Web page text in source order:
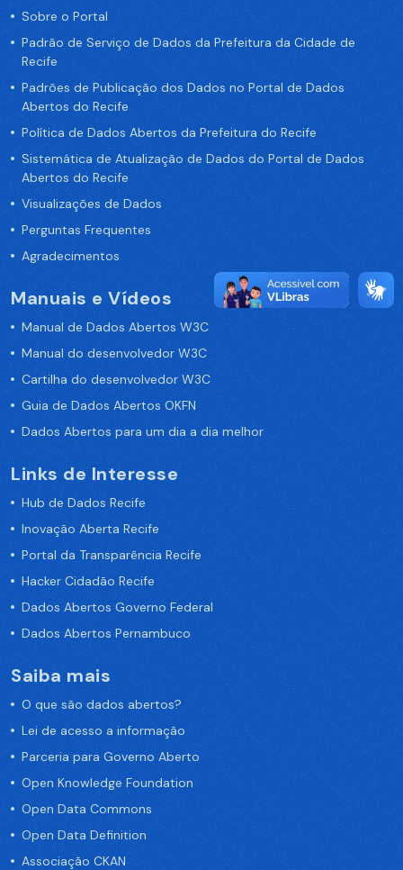
Sobre o Portal
Padrão de Serviço de Dados da Prefeitura da Cidade de
Recife
Padrões de Publicação dos Dados no Portal de Dados
Abertos do Recife
Política de Dados Abertos da Prefeitura do Recife
Sistemática de Atualização de Dados do Portal de Dados
Abertos do Recife
Visualizações de Dados
Perguntas Frequentes
Agradecimentos
Manuais e Vídeos
Manual de Dados Abertos W3C
Manual do desenvolvedor W3C
Cartilha do desenvolvedor W3C
Guia de Dados Abertos OKFN
Dados Abertos para um dia a dia melhor
Links de Interesse
Hub de Dados Recife
Inovação Aberta Recife
Portal da Transparência Recife
Hacker Cidadão Recife
Dados Abertos Governo Federal
Dados Abertos Pernambuco
Saiba mais
O que são dados abertos?
Lei de acesso a informação
Parceria para Governo Aberto
Open Knowledge Foundation
Open Data Commons
Open Data Definition
Associação CKAN